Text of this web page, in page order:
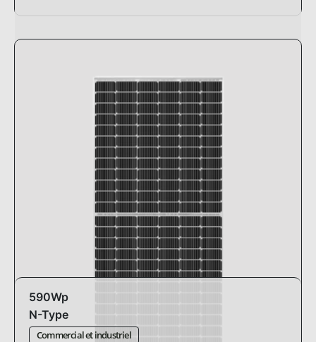
standard
1762 x 1134 x 30mm
22.77%
-0.29%°C
30 ans
590Wp
N-Type
Commercial et industriel